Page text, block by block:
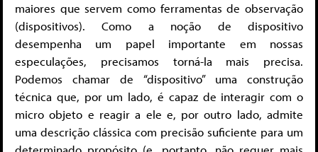
maiores que servem como ferramentas de observação
(dispositivos). Como a noção de dispositivo
desempenha um papel importante em nossas
especulações, precisamos torná-la mais precisa.
Podemos chamar de “dispositivo” uma construção
técnica que, por um lado, é capaz de interagir com o
micro objeto e reagir a ele e, por outro lado, admite
uma descrição clássica com precisão suficiente para um